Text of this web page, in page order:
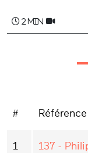
2 min
# Référence
1
137 -